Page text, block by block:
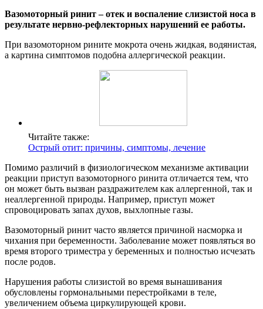
Вазомоторный ринит – отек и воспаление слизистой носа в
результате нервно-рефлекторных нарушений ее работы.
При вазомоторном рините мокрота очень жидкая, водянистая,
а картина симптомов подобна аллергической реакции.
Читайте также:
Острый отит: причины, симптомы, лечение
Помимо различий в физиологическом механизме активации
реакции приступ вазомоторного ринита отличается тем, что
он может быть вызван раздражителем как аллергенной, так и
неаллергенной природы. Например, приступ может
спровоцировать запах духов, выхлопные газы.
Вазомоторный ринит часто является причиной насморка и
чихания при беременности. Заболевание может появляться во
время второго триместра у беременных и полностью исчезать
после родов.
Нарушения работы слизистой во время вынашивания
обусловлены гормональными перестройками в теле,
увеличением объема циркулирующей крови.